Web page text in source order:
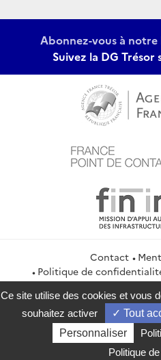
Abonnez-vous à
Suivez la DG Trésor
Contact
Politique de
Gestion des
service-public.gouv.fr
2026 Direction
Ce site utilise des cookies et vous
souhaitez activer
Tout
Personnaliser
Politique